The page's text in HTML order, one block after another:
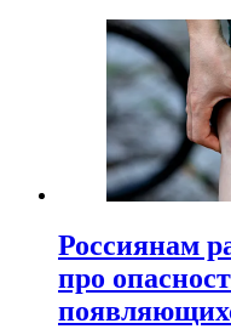
Россиянам
про